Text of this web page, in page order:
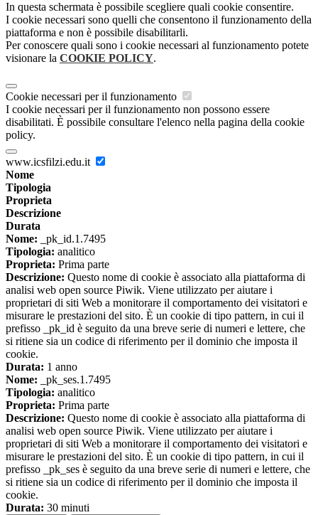
In questa schermata è possibile scegliere quali cookie consentire.
I cookie necessari sono quelli che consentono il funzionamento della
piattaforma e non è possibile disabilitarli.
Per conoscere quali sono i cookie necessari al funzionamento potete
visionare la COOKIE POLICY.
Cookie necessari per il funzionamento
I cookie necessari per il funzionamento non possono essere
disabilitati. È possibile consultare l'elenco nella pagina della cookie
policy.
www.icsfilzi.edu.it
Nome
Tipologia
Proprieta
Descrizione
Durata
Nome: _pk_id.1.7495
Tipologia: analitico
Proprieta: Prima parte
Descrizione: Questo nome di cookie è associato alla piattaforma di
analisi web open source Piwik. Viene utilizzato per aiutare i
proprietari di siti Web a monitorare il comportamento dei visitatori e
misurare le prestazioni del sito. È un cookie di tipo pattern, in cui il
prefisso _pk_id è seguito da una breve serie di numeri e lettere, che
si ritiene sia un codice di riferimento per il dominio che imposta il
cookie.
Durata: 1 anno
Nome: _pk_ses.1.7495
Tipologia: analitico
Proprieta: Prima parte
Descrizione: Questo nome di cookie è associato alla piattaforma di
analisi web open source Piwik. Viene utilizzato per aiutare i
proprietari di siti Web a monitorare il comportamento dei visitatori e
misurare le prestazioni del sito. È un cookie di tipo pattern, in cui il
prefisso _pk_ses è seguito da una breve serie di numeri e lettere, che
si ritiene sia un codice di riferimento per il dominio che imposta il
cookie.
Durata: 30 minuti